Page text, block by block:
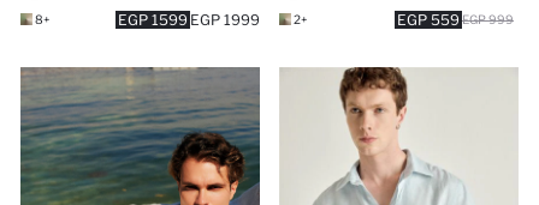
559 EGP 999 EGP
+2
1599 EGP 1999 EGP
+8